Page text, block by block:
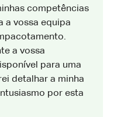
competências
a vossa equipa
a vossa
para uma
detalhar a minha
por esta